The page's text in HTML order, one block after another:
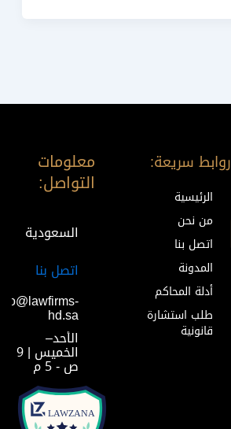
روابط سريعة:
الرئيسية
من نحن
اتصل بنا
المدونة
أدلة المحاكم
طلب استشارة
قانونية
معلومات
التواصل:
السعودية
اتصل بنا
hd.sa
الأحد–
الخميس | 9
ص - 5 م